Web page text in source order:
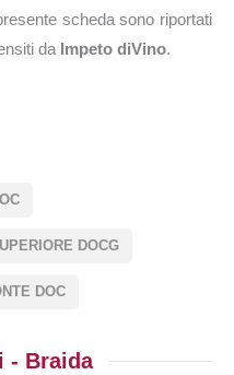
scheda sono riportati
da Impeto diVino.
DOCG
DOC
- Braida